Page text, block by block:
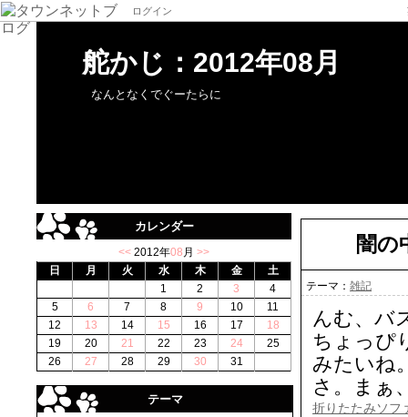
ログイン
舵かじ：2012年08月
なんとなくでぐーたらに
闇の
テーマ： 雑記
んむ、バ
ちょっぴ
みたいね
さ。まぁ
折りたたみソフ
カレンダー
<< 2012年08 月 >>
日
月 火 水 木 金
土
1
2 3
4
5
6 7 8 9 10
11
12
13 14 15 16 17
18
19
20 21 22 23 24
25
26
27 28 29 30 31
テーマ